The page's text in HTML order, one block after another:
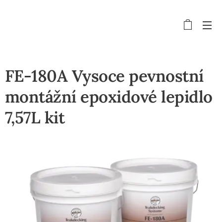
FE-180A Vysoce pevnostní
montážní epoxidové lepidlo
7,57L kit